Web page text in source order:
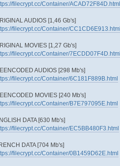
filecrypt.cc/Container/ACAD72F84D.html
AUDIOS [1,46 Gb's]
filecrypt.cc/Container/CC1CD6E913.html
MOVIES [1,27 Gb's]
filecrypt.cc/Container/7ECDD07F4D.html
AUDIOS [298 Mb's]
filecrypt.cc/Container/6C181F889B.html
MOVIES [240 Mb's]
filecrypt.cc/Container/B7E797095E.html
DATA [630 Mb's]
filecrypt.cc/Container/EC5BB480F3.html
DATA [704 Mb's]
filecrypt.cc/Container/0B1459D62E.html